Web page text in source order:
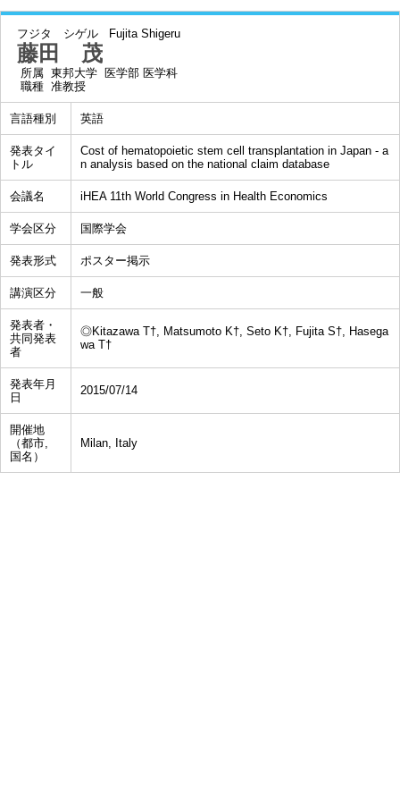
フジタ シゲル Fujita Shigeru
藤田 茂
所属 東邦大学 医学部 医学科
職種 准教授
言語種別 英語
発表タイ
トル
Cost of hematopoietic stem cell transplantation in Japan - a
n analysis based on the national claim database
会議名 iHEA 11th World Congress in Health Economics
学会区分 国際学会
発表形式 ポスター掲示
講演区分 一般
発表者・
共同発表
者
◎Kitazawa T†, Matsumoto K†, Seto K†, Fujita S†, Hasega
wa T†
発表年月
日
2015/07/14
開催地
（都市,
国名）
Milan, Italy